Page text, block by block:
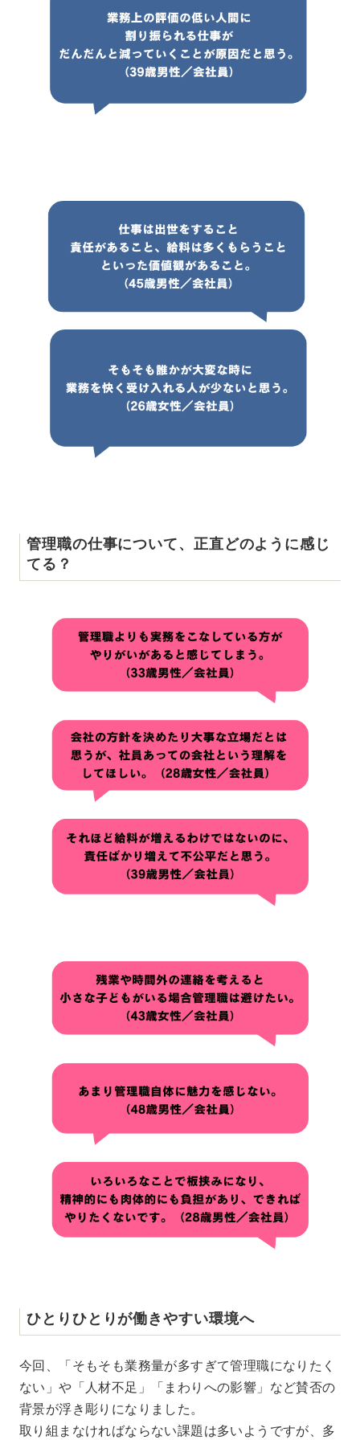
管理職の仕事について、正直どのように感じ
てる？
ひとりひとりが働きやすい環境へ
今回、「そもそも業務量が多すぎて管理職になりたく
ない」や「人材不足」「まわりへの影響」など賛否の
背景が浮き彫りになりました。
取り組まなければならない課題は多いようですが、多